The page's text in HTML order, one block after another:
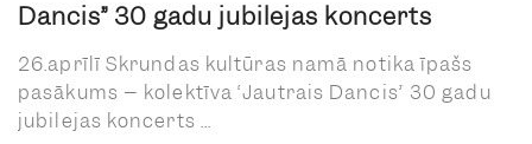
Dancis” 30 gadu jubilejas koncerts
26.aprīlī Skrundas kultūras namā notika īpašs
pasākums – kolektīva “Jautrais Dancis” 30 gadu
jubilejas koncerts ...